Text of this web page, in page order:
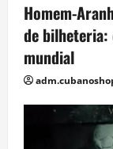
Homem-
de bilheteria:
mundial